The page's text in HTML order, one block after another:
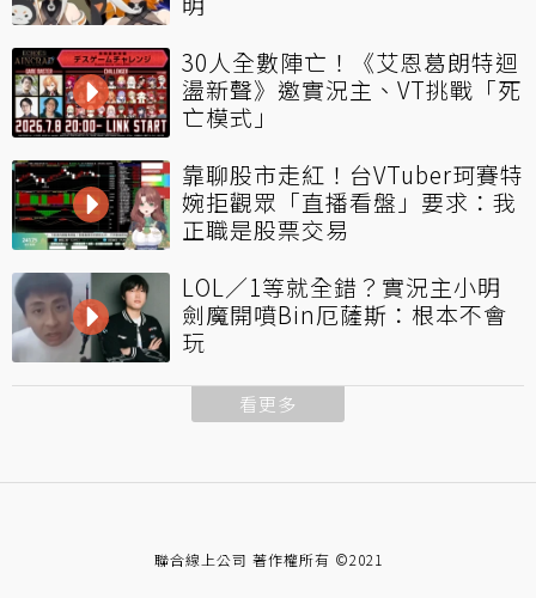
30人全數陣亡！《艾恩葛朗特迴
盪新聲》邀實況主、VT挑戰「死
亡模式」
靠聊股市走紅！台VTuber珂賽特
婉拒觀眾「直播看盤」要求：我
正職是股票交易
LOL／1等就全錯？實況主小明
劍魔開噴Bin厄薩斯：根本不會
玩
看更多
聯合線上公司 著作權所有 ©2021